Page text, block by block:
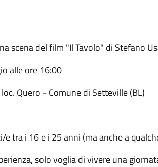
scena del film "Il Tavolo" di Stefano
alle ore 16:00
Quero - Comune di Setteville (BL)
tra i 16 e i 25 anni (ma anche a
solo voglia di vivere una